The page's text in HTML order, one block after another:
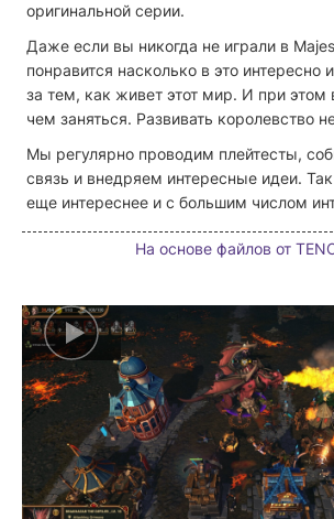
оригинальной серии.
Даже если вы никогда не играли в
понравится насколько в это интересно
за тем, как живет этот мир. И при этом
чем заняться. Развивать королевство
Мы регулярно проводим плейтесты,
связь и внедряем интересные идеи.
еще интереснее и с большим числом
На основе файлов от